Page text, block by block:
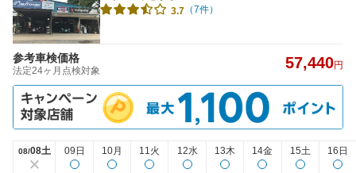
3.7 （7件）
参考車検価格
法定24ヶ月点検対象 57,440円
08/08土 09日 10月 11火 12水 13木 14金 15土 16日